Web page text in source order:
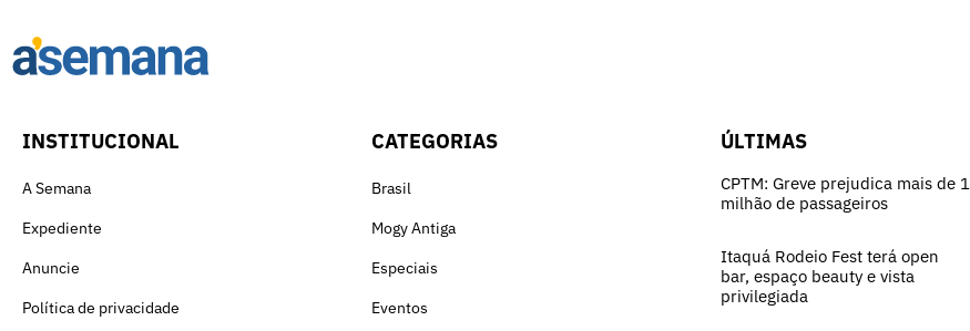
INSTITUCIONAL
A Semana
Expediente
Anuncie
Política de privacidade
CATEGORIAS
Brasil
Mogy Antiga
Especiais
Eventos
ÚLTIMAS
CPTM: Greve prejudica mais de 1
milhão de passageiros
Itaquá Rodeio Fest terá open
bar, espaço beauty e vista
privilegiada